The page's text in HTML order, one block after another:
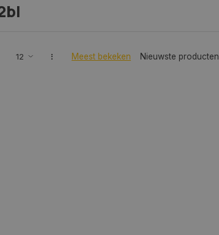
Meest bekeken Nieuwste producten